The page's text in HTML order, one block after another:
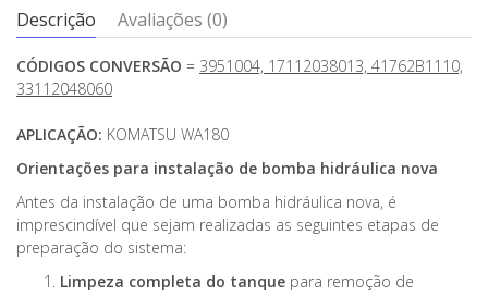
Descrição Avaliações (0)
CÓDIGOS CONVERSÃO = 3951004, 17112038013, 41762B1110,
33112048060
APLICAÇÃO: KOMATSU WA180
Orientações para instalação de bomba hidráulica nova
Antes da instalação de uma bomba hidráulica nova, é
imprescindível que sejam realizadas as seguintes etapas de
preparação do sistema:
Limpeza completa do tanque para remoção de